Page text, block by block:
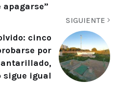
apagarse”
SIGUIENTE
cinco
por
sigue igual